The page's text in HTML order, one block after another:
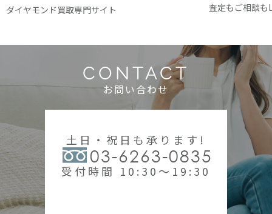
ダイヤモンド買取専門サイト 査定もご相談も
CONTACT
お問い合わせ
土日・祝日も承ります!
03-6263-0835
受付時間 10:30～19:30